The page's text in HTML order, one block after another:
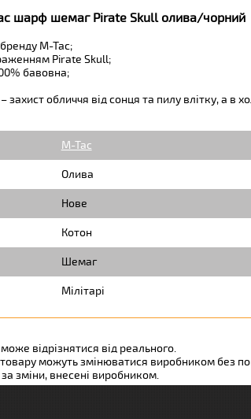
шарф шемаг Pirate Skull олива/чорний
М-Тас;
Pirate Skull;
бавовна;
обличчя від сонця та пилу влітку, а в
M-Tac
Олива
Нове
Котон
Шемаг
Мілітарі
відрізнятися від реального.
можуть змінюватися виробником без
зміни, внесені виробником.